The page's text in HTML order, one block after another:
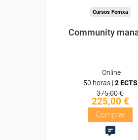
Cursos Femxa
Community
Online
50 horas | 2 ECTS
375,00 €
225,00 €
Comprar